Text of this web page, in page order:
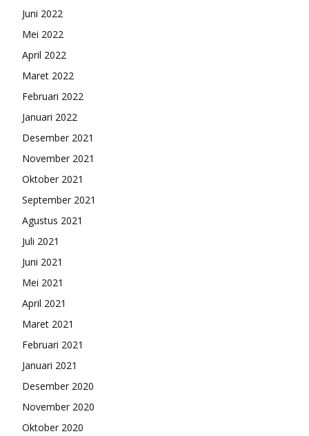
Juni 2022
Mei 2022
April 2022
Maret 2022
Februari 2022
Januari 2022
Desember 2021
November 2021
Oktober 2021
September 2021
Agustus 2021
Juli 2021
Juni 2021
Mei 2021
April 2021
Maret 2021
Februari 2021
Januari 2021
Desember 2020
November 2020
Oktober 2020